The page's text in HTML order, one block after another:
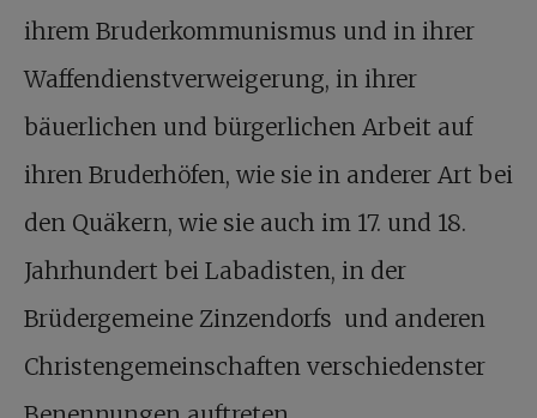
ihrem Bruderkommunismus und in ihrer
Waffendienstverweigerung, in ihrer
bäuerlichen und bürgerlichen Arbeit auf
ihren Bruderhöfen, wie sie in anderer Art bei
den Quäkern, wie sie auch im 17. und 18.
Jahrhundert bei Labadisten, in der
Brüdergemeine Zinzendorfs und anderen
Christengemeinschaften verschiedenster